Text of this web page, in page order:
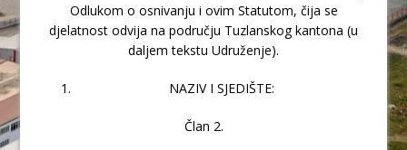
Odlukom o osnivanju i ovim Statutom, čija se
djelatnost odvija na području Tuzlanskog kantona (u
daljem tekstu Udruženje).
NAZIV I SJEDIŠTE:
Član 2.